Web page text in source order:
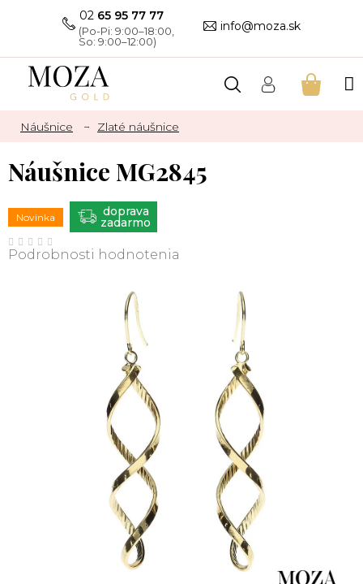
02 65 95 77 77
info@moza.sk
Náušnice Zlaté náušnice
Náušnice MG2845
Novinka ZADARMO
Priemerné
hodnotenie
produktu
Podrobnosti hodnotenia